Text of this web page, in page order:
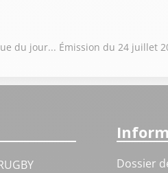
du jour... Émission du 24 juillet
Dossier